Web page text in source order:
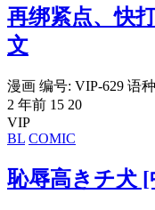
再绑紧点、快
文
漫画 编号: VIP-629 语
2 年前 15 20
VIP
BL COMIC
恥辱高きチ犬 [